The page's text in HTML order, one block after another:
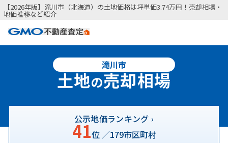
【2026年版】滝川市（北海道）の土地価格は坪単価3.74万円！売却相場・
地価推移など紹介
滝川市
土地の売却相場
公示地価ランキング ›
41位 ／179市区町村